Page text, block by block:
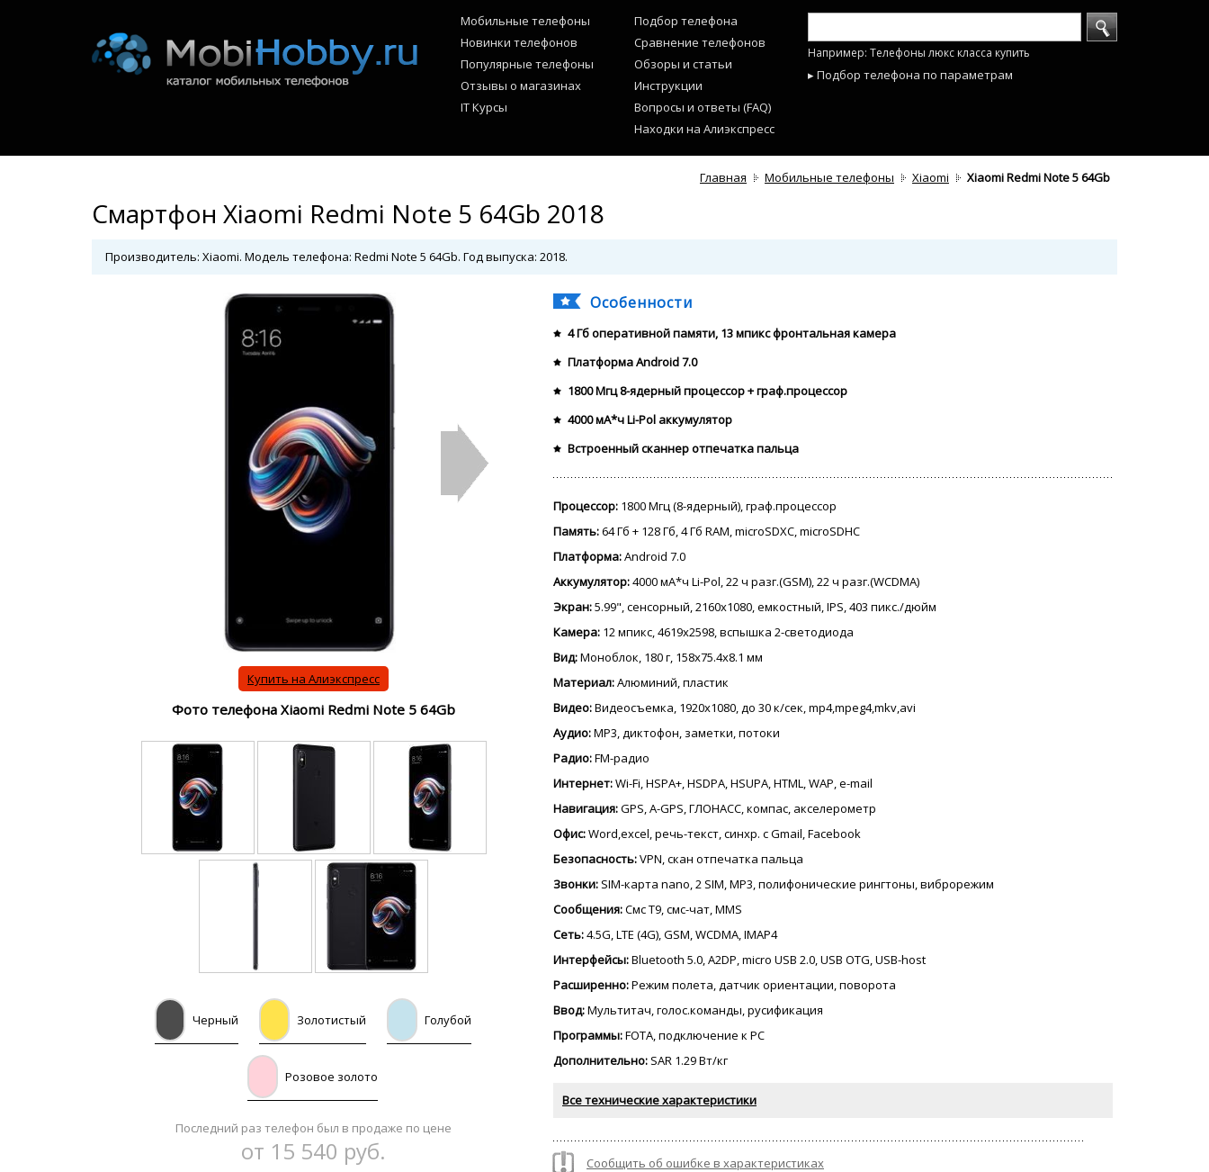
Мобильные телефоны
Новинки телефонов
Популярные телефоны
Отзывы о магазинах
IT Курсы
Подбор телефона
Сравнение телефонов
Обзоры и статьи
Инструкции
Вопросы и ответы (FAQ)
Находки на Алиэкспресс
Например: Телефоны люкс класса купить
▸ Подбор телефона по параметрам
Главная Мобильные телефоны Xiaomi Xiaomi Redmi Note 5 64Gb
Смартфон Xiaomi Redmi Note 5 64Gb 2018
Производитель: Xiaomi. Модель телефона: Redmi Note 5 64Gb. Год выпуска: 2018.
Купить на Алиэкспресс
Фото телефона Xiaomi Redmi Note 5 64Gb
Черный Золотистый Голубой
Розовое золото
Последний раз телефон был в продаже по цене
от 15 540 руб.
Особенности
4 Гб оперативной памяти, 13 мпикс фронтальная камера
Платформа Android 7.0
1800 Мгц 8-ядерный процессор + граф.процессор
4000 мА*ч Li-Pol аккумулятор
Встроенный сканнер отпечатка пальца
Процессор: 1800 Мгц (8-ядерный), граф.процессор
Память:64 Гб + 128 Гб, 4 Гб RAM, microSDXC, microSDHC
Платформа:Android 7.0
Аккумулятор:4000 мА*ч Li-Pol, 22 ч разг.(GSM), 22 ч разг.(WCDMA)
Экран:5.99", сенсорный, 2160x1080, емкостный, IPS, 403 пикс./дюйм
Камера: 12 мпикс, 4619x2598, вспышка 2-светодиода
Вид:Моноблок, 180 г, 158x75.4x8.1 мм
Материал:Алюминий, пластик
Видео:Видеосъемка, 1920x1080, до 30 к/сек, mp4,mpeg4,mkv,avi
Аудио:MP3, диктофон, заметки, потоки
Радио:FM-радио
Интернет:Wi-Fi, HSPA+, HSDPA, HSUPA, HTML, WAP, e-mail
Навигация:GPS, A-GPS, ГЛОНАСС, компас, акселерометр
Офис:Word,excel, речь-текст, синхр. с Gmail, Facebook
Безопасность:VPN, скан отпечатка пальца
Звонки: SIM-карта nano, 2 SIM, MP3, полифонические рингтоны, виброрежим
Сообщения:Смс Т9, смс-чат, MMS
Сеть:4.5G, LTE (4G), GSM, WCDMA, IMAP4
Интерфейсы:Bluetooth 5.0, A2DP, micro USB 2.0, USB OTG, USB-host
Расширенно:Режим полета, датчик ориентации, поворота
Ввод:Мультитач, голос.команды, русификация
Программы:FOTA, подключение к PC
Дополнительно: SAR 1.29 Вт/кг
Все технические характеристики
Сообщить об ошибке в характеристиках